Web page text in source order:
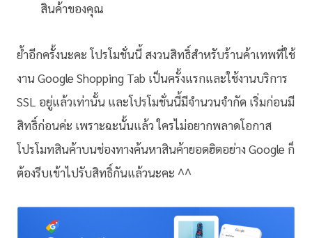
สินค้าของคุณ
ย้ำอีกครั้งนะคะ โปรโมชั่นนี้ สงวนสิทธิ์สำหรับร้านค้าเทพที่ใช้
งาน Google Shopping Tab เป็นครั้งแรกและใช้งานบริการ
SSL อยู่แล้วเท่านั้น และโปรโมชั่นนี้มีจำนวนจำกัด เริ่มก่อนมี
สิทธิ์ก่อนค่ะ เพราะฉะนั้นแล้ว ใครไม่อยากพลาดโอกาส
โปรโมทสินค้าบนช่องทางค้นหาสินค้ายอดฮิตอย่าง Google ก็
ต้องรีบเข้าไปรับสิทธิ์กันแล้วนะคะ ^^